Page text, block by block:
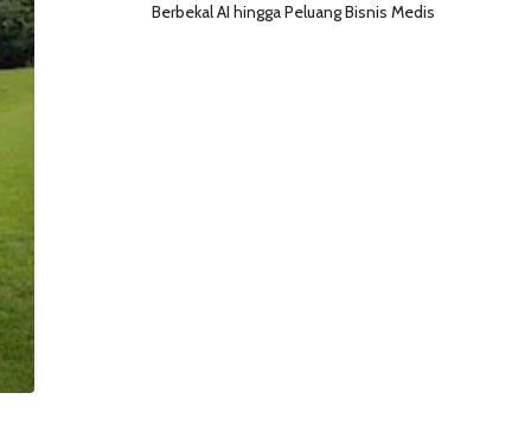
Berbekal AI hingga Peluang Bisnis Medis